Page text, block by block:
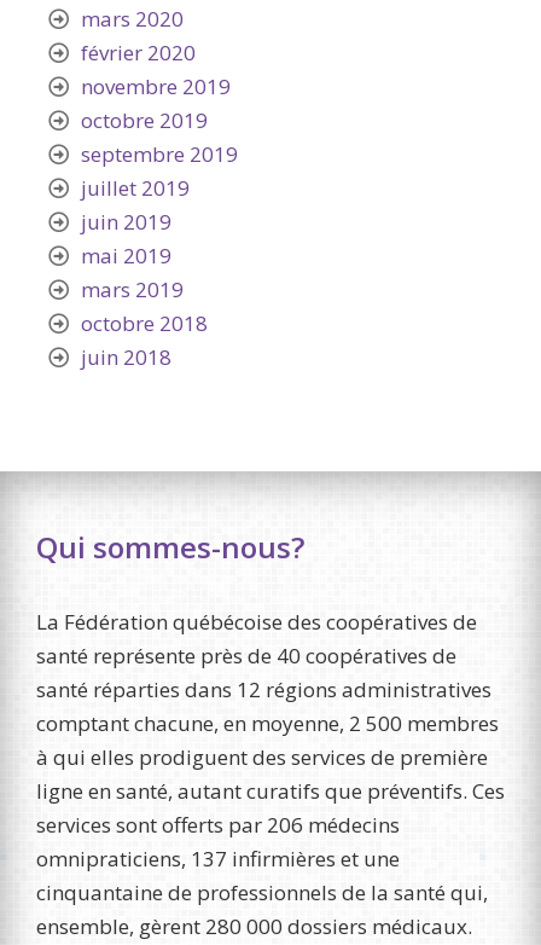
mars 2020
février 2020
novembre 2019
octobre 2019
septembre 2019
juillet 2019
juin 2019
mai 2019
mars 2019
octobre 2018
juin 2018
Qui sommes-nous?
La Fédération québécoise des coopératives de
santé représente près de 40 coopératives de
santé réparties dans 12 régions administratives
comptant chacune, en moyenne, 2 500 membres
à qui elles prodiguent des services de première
ligne en santé, autant curatifs que préventifs. Ces
services sont offerts par 206 médecins
omnipraticiens, 137 infirmières et une
cinquantaine de professionnels de la santé qui,
ensemble, gèrent 280 000 dossiers médicaux.